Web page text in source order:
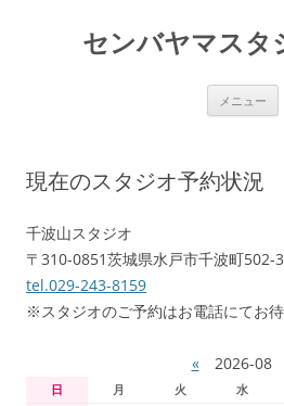
センバヤマスタ
メニュー
現在のスタジオ予約状況
千波山スタジオ
〒310-0851茨城県水戸市千波町502-3
tel.029-243-8159
※スタジオのご予約はお電話にてお待
« 2026-08
日 月 火 水